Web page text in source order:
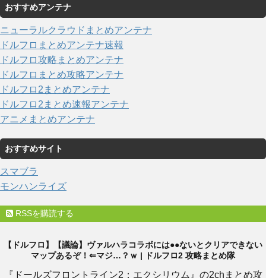
おすすめアンテナ
ニューラルクラウドまとめアンテナ
ドルフロまとめアンテナ速報
ドルフロ攻略まとめアンテナ
ドルフロまとめ攻略アンテナ
ドルフロ2まとめアンテナ
ドルフロ2まとめ速報アンテナ
アニメまとめアンテナ
おすすめサイト
スマブラ
モンハンライズ
RSSを購読する
【ドルフロ】【議論】ヴァルハラコラボには●●ないとクリアできない
マップあるぞ！⇐マジ…？ｗ | ドルフロ2 攻略まとめ隊
『ドールズフロントライン2：エクシリウム』の2chまとめ攻